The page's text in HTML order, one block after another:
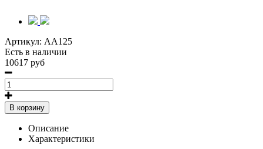
Артикул: AA125
Есть в наличии
10617 руб
В корзину
Описание
Характеристики